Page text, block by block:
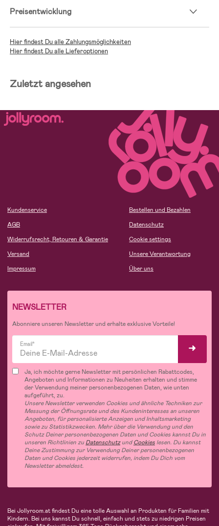
Preisentwicklung
Hier findest Du alle Zahlungsmöglichkeiten
Hier findest Du alle Lieferoptionen
Zuletzt angesehen
Kundenservice
AGB
Widerrufsrecht, Retouren & Garantie
Versand
Impressum
Bestellen und Bezahlen
Datenschutz
Cookie settings
Unsere Verantwortung
Über uns
NEWSLETTER
Abonniere unseren Newsletter und erhalte exklusive Vorteile!
Email*
Ja, ich möchte gerne Newsletter mit persönlichen Rabattcodes,
Angeboten und Informationen zu Neuheiten erhalten und stimme
der Verwendung meiner personenbezogenen Daten, wie unten
aufgeführt, zu.
Unsere Newsletter verwenden Cookies und ähnliche Techniken zur
Messung der Öffnungsrate und des Kundeninteresses an unseren
Angeboten, für personalisierte Anzeigen und Inhaltsmarketing
sowie zu Statistikzwecken. Mehr über die Verwendung und den
Schutz Deiner personenbezogenen Daten und Cookies kannst Du in
unseren Richtlinien zu DatenschutzundCookies lesen. Du kannst
Deine Zustimmung zur Verwendung Deiner personenbezogenen
Daten und Cookies jederzeit widerrufen, indem Du Dich vom
Newsletter abmeldest.
Bei Jollyroom.at findest Du eine tolle Auswahl an Produkten für Familien mit
Kindern. Bei uns kannst Du schnell, einfach und stets zu niedrigen Preisen